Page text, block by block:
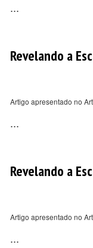
...
Revelando a
Artigo apresentado no
...
Revelando a
Artigo apresentado no
...